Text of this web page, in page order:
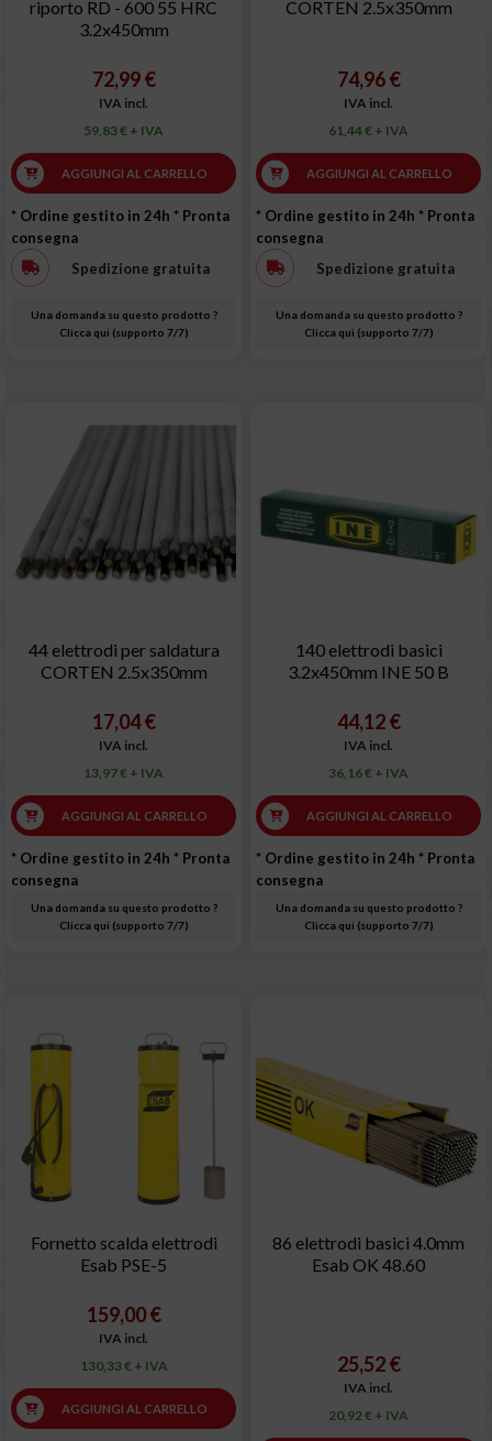
riporto RD - 600 55 HRC
3.2x450mm
72,99 €
IVA incl.
59,83 € + IVA
AGGIUNGI AL CARRELLO
* Ordine gestito in 24h * Pronta
consegna
Spedizione gratuita
Una domanda su questo prodotto ?
Clicca qui (supporto 7/7)
CORTEN 2.5x350mm
74,96 €
IVA incl.
61,44 € + IVA
AGGIUNGI AL CARRELLO
* Ordine gestito in 24h * Pronta
consegna
Spedizione gratuita
Una domanda su questo prodotto ?
Clicca qui (supporto 7/7)
44 elettrodi per saldatura
CORTEN 2.5x350mm
17,04 €
IVA incl.
13,97 € + IVA
AGGIUNGI AL CARRELLO
* Ordine gestito in 24h * Pronta
consegna
Una domanda su questo prodotto ?
Clicca qui (supporto 7/7)
140 elettrodi basici
3.2x450mm INE 50 B
44,12 €
IVA incl.
36,16 € + IVA
AGGIUNGI AL CARRELLO
* Ordine gestito in 24h * Pronta
consegna
Una domanda su questo prodotto ?
Clicca qui (supporto 7/7)
Fornetto scalda elettrodi
Esab PSE-5
159,00 €
IVA incl.
130,33 € + IVA
AGGIUNGI AL CARRELLO
86 elettrodi basici 4.0mm
Esab OK 48.60
25,52 €
IVA incl.
20,92 € + IVA